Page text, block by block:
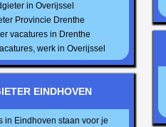
in Overijssel
Provincie Drenthe
vacatures in Drenthe
werk in Overijssel
EINDHOVEN
in Eindhoven staan voor je